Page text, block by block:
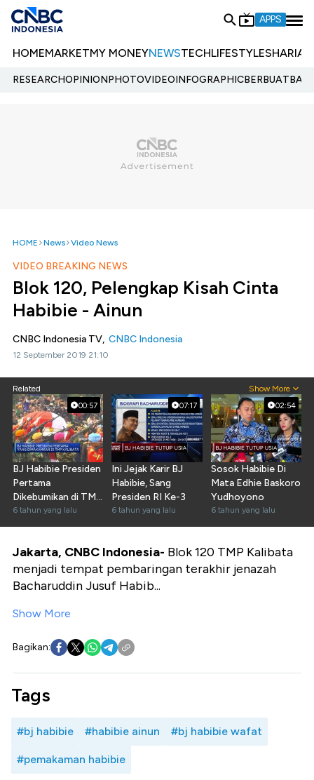
APPS
HOMEMARKETMY MONEYNEWSTECHLIFESTYLESHARIA
RESEARCHOPINIONPHOTOVIDEOINFOGRAPHIC
HOME News Video News
VIDEO BREAKING NEWS
Blok 120, Pelengkap Kisah Cinta
Habibie - Ainun
CNBC Indonesia TV, CNBC Indonesia
12 September 2019 21:10
Related Show More
00:57
BJ Habibie Presiden
Pertama
Dikebumikan di TMP
Kalibata
6 tahun yang lalu
07:17
Ini Jejak Karir BJ
Habibie, Sang
Presiden RI Ke-3
6 tahun yang lalu
02:54
Sosok Habibie Di
Mata Edhie Baskoro
Yudhoyono
6 tahun yang lalu
Jakarta, CNBC Indonesia- Blok 120 TMP Kalibata
menjadi tempat pembaringan terakhir jenazah
Bacharuddin Jusuf Habib...
Show More
Bagikan:
Tags
#bj habibie #habibie ainun #bj habibie wafat
#pemakaman habibie